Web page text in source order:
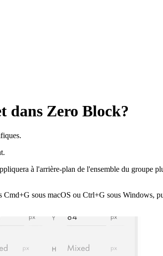
dans Zero Block?
à l'arrière-plan de l'ensemble du groupe
sous macOS ou Ctrl+G sous Windows,